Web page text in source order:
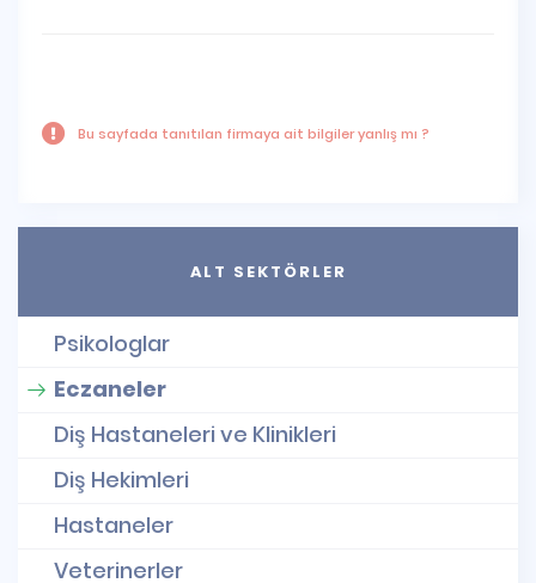
Bu sayfada tanıtılan firmaya ait bilgiler yanlış mı ?
ALT SEKTÖRLER
Psikologlar
Eczaneler
Diş Hastaneleri ve Klinikleri
Diş Hekimleri
Hastaneler
Veterinerler